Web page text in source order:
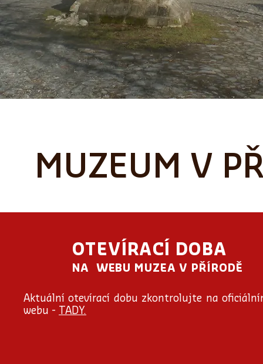
MUZEUM V
Aktuální otevírací dobu zkontrolujte na
webu -
TADY.
NA WEBU MUZEA V PŘÍRODĚ
OTEVÍRACÍ DOBA